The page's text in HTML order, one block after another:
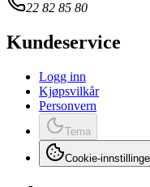
22 82 85 80
Kundeservice
Logg inn
Kjøpsvilkår
Personvern
Tema
Cookie-